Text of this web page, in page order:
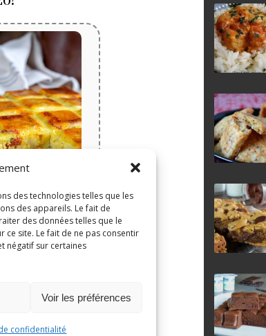
des technologies telles que les
des appareils. Le fait de
des données telles que le
ce site. Le fait de ne pas consentir
négatif sur certaines
Voir les préférences
confidentialité
Print
de 1 vote
yaourts